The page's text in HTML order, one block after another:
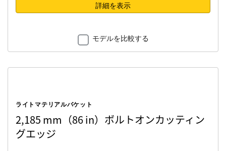
詳細を表示
モデルを比較する
ライトマテリアルバケット
2,185 mm（86 in）ボルトオンカッティン
グエッジ